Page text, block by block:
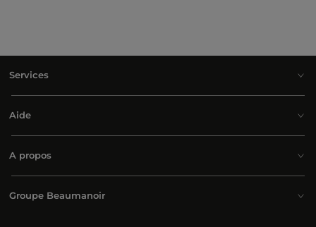
Services
Aide
A propos
Groupe Beaumanoir